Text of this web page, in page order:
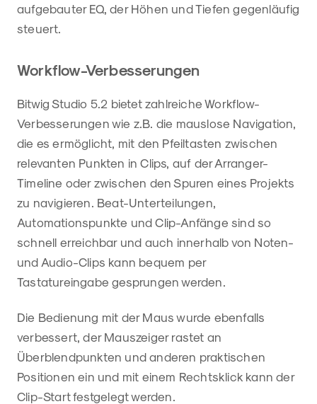
aufgebauter EQ, der Höhen und Tiefen gegenläufig
steuert.
Workflow-Verbesserungen
Bitwig Studio 5.2 bietet zahlreiche Workflow-
Verbesserungen wie z.B. die mauslose Navigation,
die es ermöglicht, mit den Pfeiltasten zwischen
relevanten Punkten in Clips, auf der Arranger-
Timeline oder zwischen den Spuren eines Projekts
zu navigieren. Beat-Unterteilungen,
Automationspunkte und Clip-Anfänge sind so
schnell erreichbar und auch innerhalb von Noten-
und Audio-Clips kann bequem per
Tastatureingabe gesprungen werden.
Die Bedienung mit der Maus wurde ebenfalls
verbessert, der Mauszeiger rastet an
Überblendpunkten und anderen praktischen
Positionen ein und mit einem Rechtsklick kann der
Clip-Start festgelegt werden.